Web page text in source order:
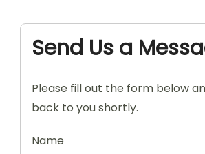
Send Us a
Please fill out the form below
back to you shortly.
Name